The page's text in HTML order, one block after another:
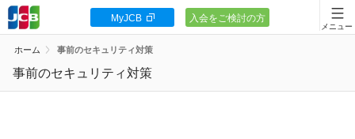
会員向け情報
JCBカードの基本
入会をご検討の方
MyJCB
ホーム 事前のセキュリティ対策
事前のセキュリティ対策